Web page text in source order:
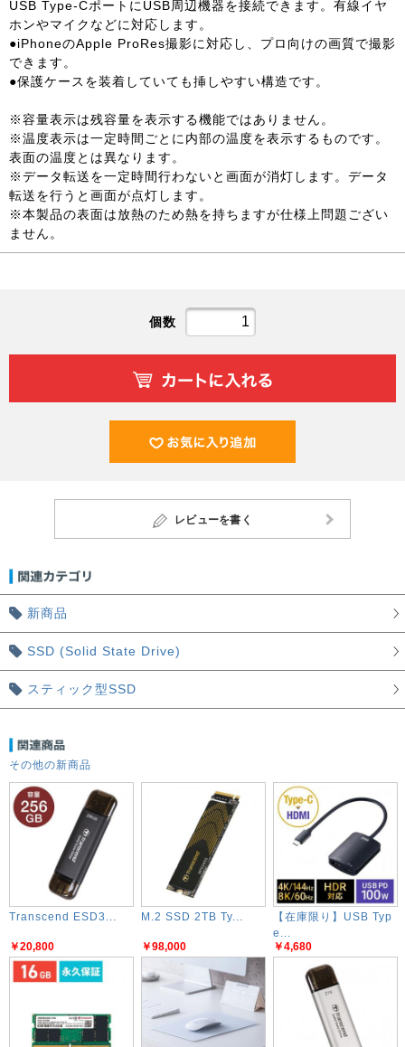
USB Type-CポートにUSB周辺機器を接続できます。有線イヤ
ホンやマイクなどに対応します。
●iPhoneのApple ProRes撮影に対応し、プロ向けの画質で撮影
できます。
●保護ケースを装着していても挿しやすい構造です。
※容量表示は残容量を表示する機能ではありません。
※温度表示は一定時間ごとに内部の温度を表示するものです。
表面の温度とは異なります。
※データ転送を一定時間行わないと画面が消灯します。データ
転送を行うと画面が点灯します。
※本製品の表面は放熱のため熱を持ちますが仕様上問題ござい
ません。
個数
レビューを書く
新商品
SSD (Solid State Drive)
スティック型SSD
その他の新商品
Transcend ESD3...
￥20,800
M.2 SSD 2TB Ty...
￥98,000
【在庫限り】USB Typ
e...
￥4,680